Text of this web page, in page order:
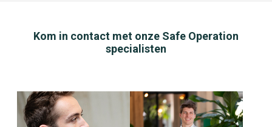
Kom in contact met onze Safe Operation
specialisten